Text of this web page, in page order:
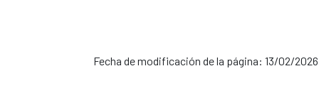
Fecha de modificación de la página: 13/02/2026